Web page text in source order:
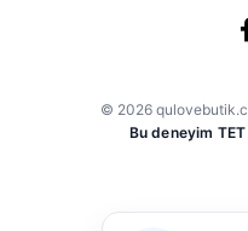
© 2026
Bu deneyim